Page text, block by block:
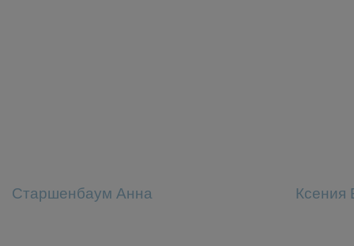
Старшенбаум Анна Ксения